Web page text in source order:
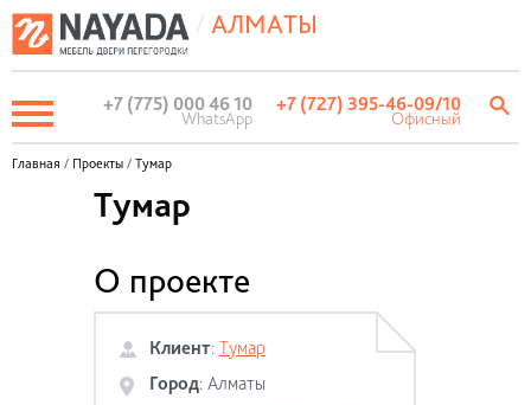
/ АЛМАТЫ
+7 (775) 000 46 10
WhatsApp
+7 (727) 395-46-09/10
Офисный
Главная / Проекты / Тумар
Тумар
О проекте
Клиент: Тумар
Город: Алматы